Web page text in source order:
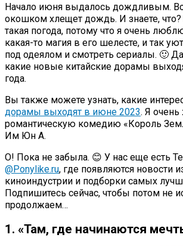
Начало июня выдалось дождливым.
окошком хлещет дождь. И знаете,
такая погода, потому что я очень
какая-то магия в его шелесте, и так
под одеялом и смотреть сериалы. 🙂
какие новые китайские дорамы
года.
Вы также можете узнать, какие
дорамы выходят в июне 2023. Я
романтическую комедию «Король
Им Юн А.
О! Пока не забыла. 😊 У нас еще есть
@Ponylike.ru, где появляются новости
киноиндустрии и подборки самых
Подпишитесь сейчас, чтобы потом не
продолжаем…
1. «Там, где начинаются